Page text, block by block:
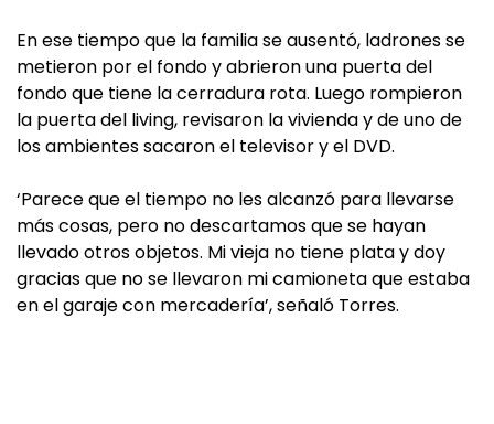
En ese tiempo que la familia se ausentó, ladrones se
metieron por el fondo y abrieron una puerta del
fondo que tiene la cerradura rota. Luego rompieron
la puerta del living, revisaron la vivienda y de uno de
los ambientes sacaron el televisor y el DVD.
‘Parece que el tiempo no les alcanzó para llevarse
más cosas, pero no descartamos que se hayan
llevado otros objetos. Mi vieja no tiene plata y doy
gracias que no se llevaron mi camioneta que estaba
en el garaje con mercadería’, señaló Torres.